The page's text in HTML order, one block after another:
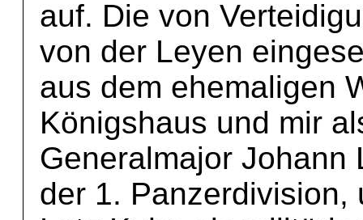
auf. Die von
von der Leyen
aus dem ehemaligen
Königshaus und mir
Generalmajor Johann
der 1. Panzerdivision,